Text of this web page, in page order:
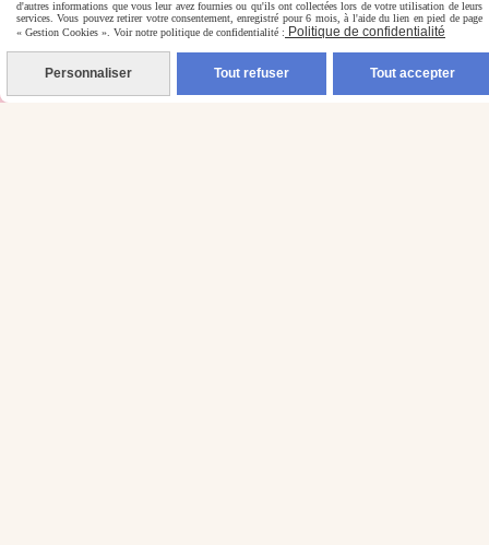
d'autres informations que vous leur avez fournies ou qu'ils ont collectées lors de votre utilisation de leurs
services. Vous pouvez retirer votre consentement, enregistré pour 6 mois, à l'aide du lien en pied de page
« Gestion Cookies ». Voir notre politique de confidentialité : Politique de confidentialité
Personnaliser Tout refuser Tout accepter